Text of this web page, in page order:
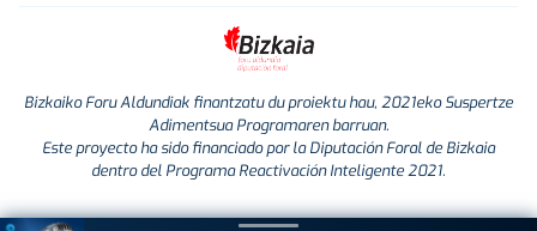
Bizkaiko Foru Aldundiak finantzatu du proiektu hau, 2021eko Suspertze
Adimentsua Programaren barruan.
Este proyecto ha sido financiado por la Diputación Foral de Bizkaia
dentro del Programa Reactivación Inteligente 2021.